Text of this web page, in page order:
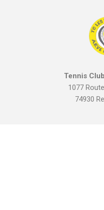
Tennis
1077
74930